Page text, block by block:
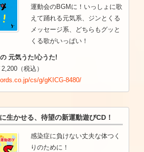
運動会のBGMに！いっしょに歌
えて踊れる元気系、ジンとくる
メッセージ系、どちらもグッと
くる歌がいっぱい！
元気うた!心うた!
（税込）
cs/g/gKICG-8480/
生かせる、待望の新運動遊びCD！
感染症に負けない丈夫な体つく
りのために！